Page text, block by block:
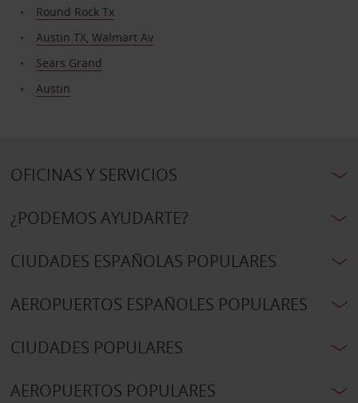
Round Rock Tx
Austin TX, Walmart Av
Sears Grand
Austin
OFICINAS Y SERVICIOS
¿PODEMOS AYUDARTE?
CIUDADES ESPAÑOLAS POPULARES
AEROPUERTOS ESPAÑOLES POPULARES
CIUDADES POPULARES
AEROPUERTOS POPULARES